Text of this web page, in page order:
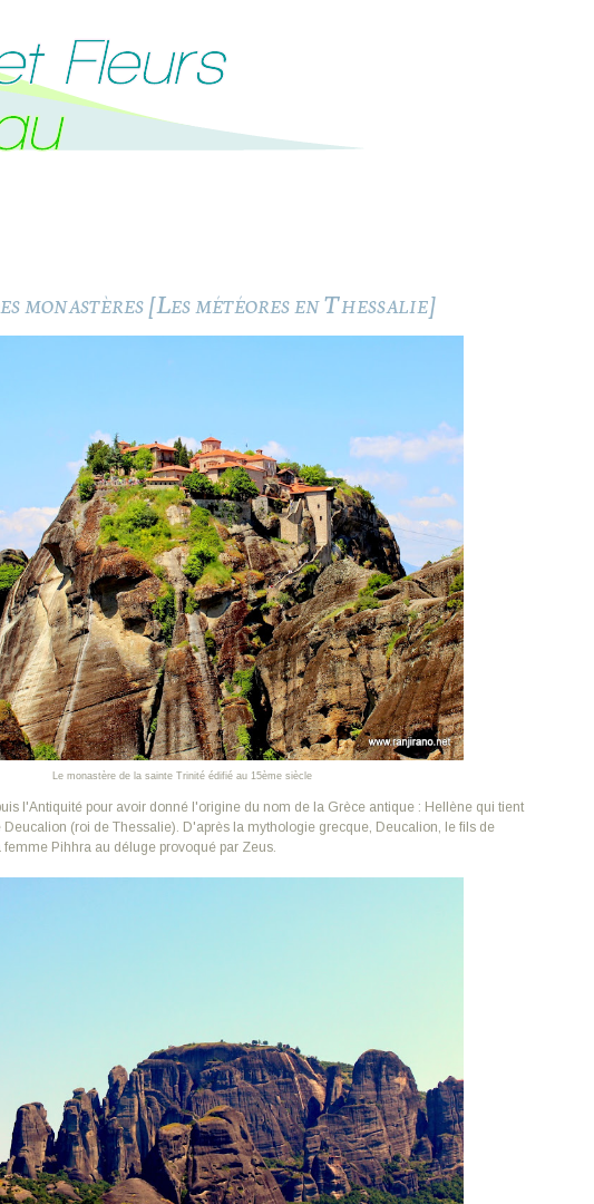
monastères [Les météores en Thessalie]
Le monastère de la sainte Trinité édifié au 15ème siècle
l'Antiquité pour avoir donné l'origine du nom de la Grèce antique : Hellène qui tient
(roi de Thessalie). D'après la mythologie grecque, Deucalion, le fils de
Pihhra au déluge provoqué par Zeus.